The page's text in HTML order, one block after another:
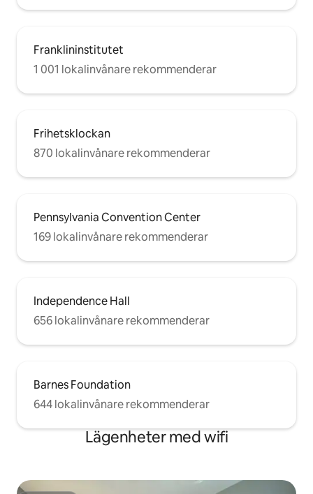
Franklininstitutet
1 001 lokalinvånare rekommenderar
Frihetsklockan
870 lokalinvånare rekommenderar
Pennsylvania Convention Center
169 lokalinvånare rekommenderar
Independence Hall
656 lokalinvånare rekommenderar
Barnes Foundation
644 lokalinvånare rekommenderar
Lägenheter med wifi